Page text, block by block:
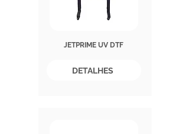
JETPRIME UV DTF
DETALHES